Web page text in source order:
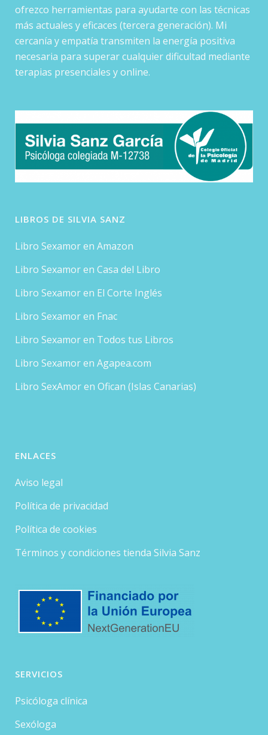
ofrezco herramientas para ayudarte con las técnicas
más actuales y eficaces (tercera generación). Mi
cercanía y empatía transmiten la energía positiva
necesaria para superar cualquier dificultad mediante
terapias presenciales y online.
LIBROS DE SILVIA SANZ
Libro Sexamor en Amazon
Libro Sexamor en Casa del Libro
Libro Sexamor en El Corte Inglés
Libro Sexamor en Fnac
Libro Sexamor en Todos tus Libros
Libro Sexamor en Agapea.com
Libro SexAmor en Ofican (Islas Canarias)
ENLACES
Aviso legal
Política de privacidad
Política de cookies
Términos y condiciones tienda Silvia Sanz
SERVICIOS
Psicóloga clínica
Sexóloga